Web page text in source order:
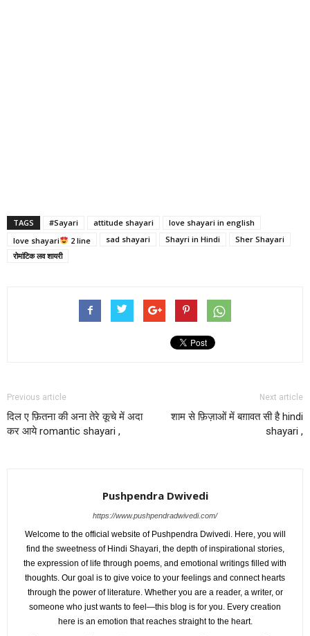
TAGS #Sayari attitude shayari
love shayari in english
love shayari
2 line sad shayari Shayri in Hindi
Sher Shayari
रोमांटिक लव शायरी
Previous article
दिल ए फ़ितना की अना तेरे कूचे में अदा
कर आये romantic shayari ,
Next article
शाम से फ़िज़ाओं में बग़ावत सी है hindi
shayari ,
Pushpendra Dwivedi
https://www.pushpendradwivedi.com/
Welcome to the official website of Pushpendra Dwivedi. Here, you will
find the sweetness of Hindi Shayari, the depth of inspirational stories,
the expression of life through poems, and emotional writings filled with
thoughts. Our goal is to give voice to your feelings and connect hearts
through the power of literature. Whether you are a reader, a writer, or
someone who just wants to feel—this blog is for you. Every creation
here is an emotion that reaches straight to the heart.